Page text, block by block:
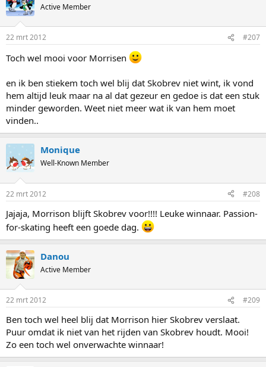
Active Member
22 mrt 2012 #207
Toch wel mooi voor Morrisen
en ik ben stiekem toch wel blij dat Skobrev niet wint, ik vond
hem altijd leuk maar na al dat gezeur en gedoe is dat een stuk
minder geworden. Weet niet meer wat ik van hem moet
vinden..
Monique
Well-Known Member
22 mrt 2012 #208
Jajaja, Morrison blijft Skobrev voor!!!! Leuke winnaar. Passion-
for-skating heeft een goede dag.
Danou
Active Member
22 mrt 2012 #209
Ben toch wel heel blij dat Morrison hier Skobrev verslaat.
Puur omdat ik niet van het rijden van Skobrev houdt. Mooi!
Zo een toch wel onverwachte winnaar!